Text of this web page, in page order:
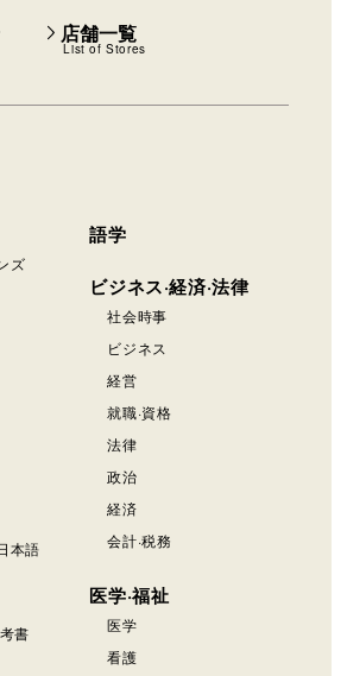
ズ
本語
書
語学
ビジネス·経済·法律
社会時事
ビジネス
経営
就職·資格
法律
政治
経済
会計·税務
医学·福祉
医学
看護
店舗一覧
List of Stores